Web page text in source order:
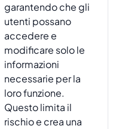
garantendo che gli
utenti possano
accedere e
modificare solo le
informazioni
necessarie per la
loro funzione.
Questo limita il
rischio e crea una